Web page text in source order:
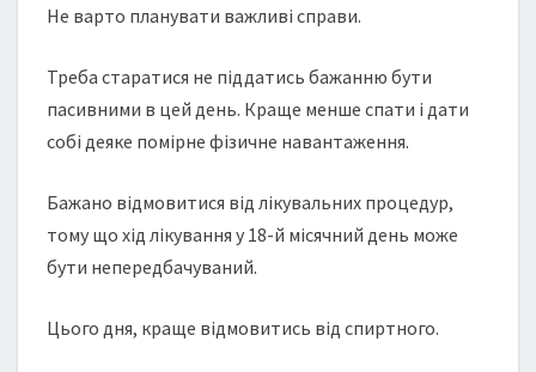
Не варто планувати важливі справи.
Треба старатися не піддатись бажанню бути
пасивними в цей день. Краще менше спати і дати
собі деяке помірне фізичне навантаження.
Бажано відмовитися від лікувальних процедур,
тому що хід лікування у 18-й місячний день може
бути непередбачуваний.
Цього дня, краще відмовитись від спиртного.